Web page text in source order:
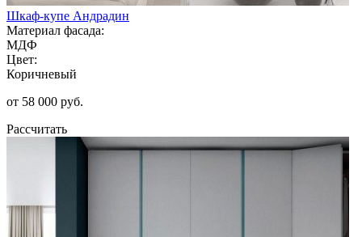
Шкаф-купе Андрадин
Материал фасада:
МДФ
Цвет:
Коричневый
от 58 000 руб.
Рассчитать